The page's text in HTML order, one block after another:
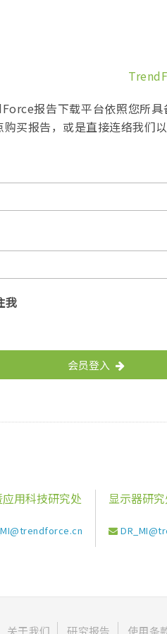
报告下载平台依照您所
购买报告，或是直接连络我们
我
会员登入
用科技研究处 显示器研
关于我们 研究报告 使用条